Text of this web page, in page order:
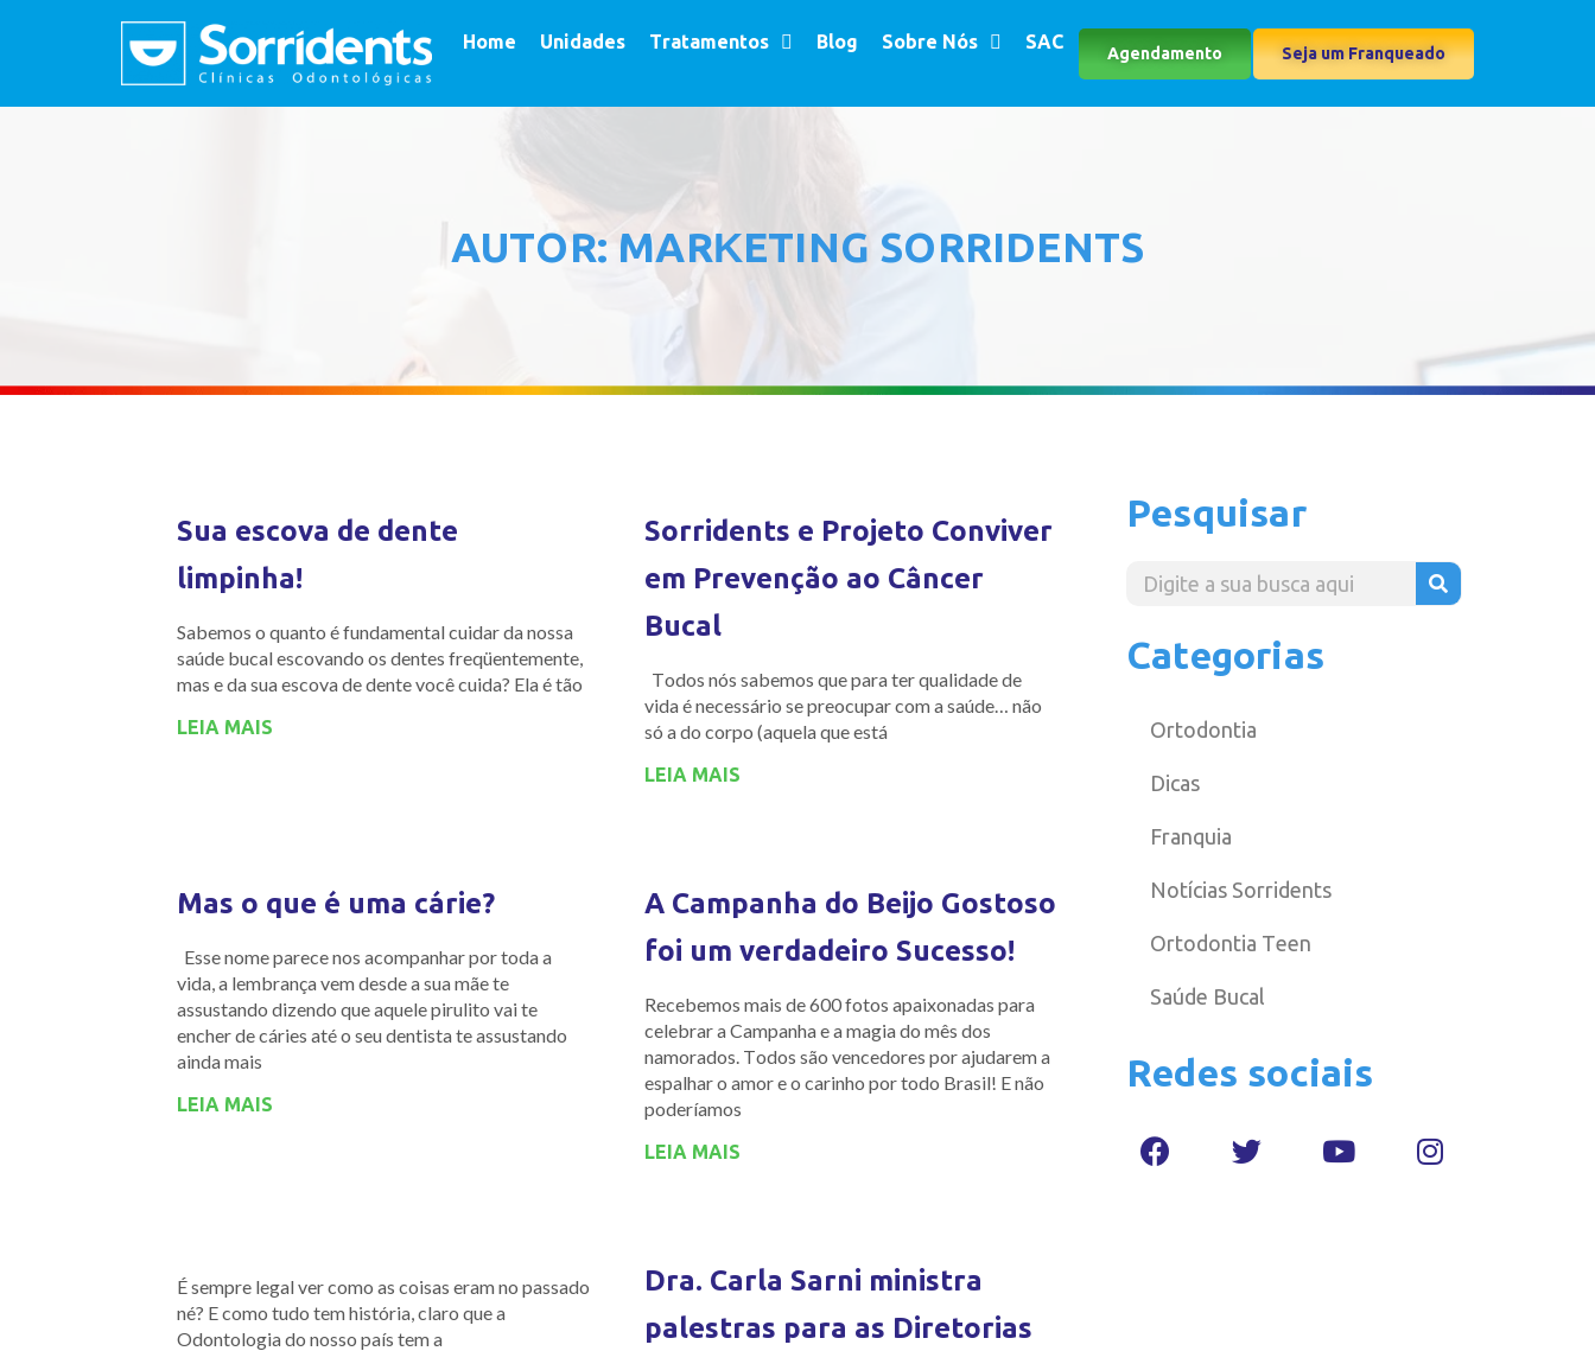
Home Unidades Tratamentos Blog Sobre Nós SAC
Agendamento Seja um Franqueado
AUTOR: MARKETING SORRIDENTS
Sua escova de dente
limpinha!
Sabemos o quanto é fundamental cuidar da nossa
saúde bucal escovando os dentes freqüentemente,
mas e da sua escova de dente você cuida? Ela é tão
LEIA MAIS
Sorridents e Projeto Conviver
em Prevenção ao Câncer
Bucal
Todos nós sabemos que para ter qualidade de
vida é necessário se preocupar com a saúde… não
só a do corpo (aquela que está
LEIA MAIS
Mas o que é uma cárie?
Esse nome parece nos acompanhar por toda a
vida, a lembrança vem desde a sua mãe te
assustando dizendo que aquele pirulito vai te
encher de cáries até o seu dentista te assustando
ainda mais
LEIA MAIS
A Campanha do Beijo Gostoso
foi um verdadeiro Sucesso!
Recebemos mais de 600 fotos apaixonadas para
celebrar a Campanha e a magia do mês dos
namorados. Todos são vencedores por ajudarem a
espalhar o amor e o carinho por todo Brasil! E não
poderíamos
LEIA MAIS
É sempre legal ver como as coisas eram no passado
né? E como tudo tem história, claro que a
Odontologia do nosso país tem a
Dra. Carla Sarni ministra
palestras para as Diretorias
Pesquisar
Categorias
Ortodontia
Dicas
Franquia
Notícias Sorridents
Ortodontia Teen
Saúde Bucal
Redes sociais